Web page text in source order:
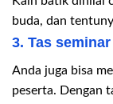
buda, dan
3. Tas
Anda juga bisa
peserta. Dengan